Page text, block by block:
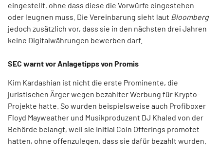
eingestellt, ohne dass diese die Vorwürfe eingestehen
oder leugnen muss. Die Vereinbarung sieht laut Bloomberg
jedoch zusätzlich vor, dass sie in den nächsten drei Jahren
keine Digitalwährungen bewerben darf.
SEC warnt vor Anlagetipps von Promis
Kim Kardashian ist nicht die erste Prominente, die
juristischen Ärger wegen bezahlter Werbung für Krypto-
Projekte hatte. So wurden beispielsweise auch Profiboxer
Floyd Mayweather und Musikproduzent DJ Khaled von der
Behörde belangt, weil sie Initial Coin Offerings promotet
hatten, ohne offenzulegen, dass sie dafür bezahlt wurden.